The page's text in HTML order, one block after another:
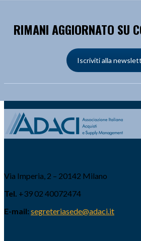
RIMANI AGGIORNATO SU
Iscriviti alla
Via Imperia, 2 – 20142 Milano
Tel. +39 02 40072474
E-mail: segreteriasede@adaci.it